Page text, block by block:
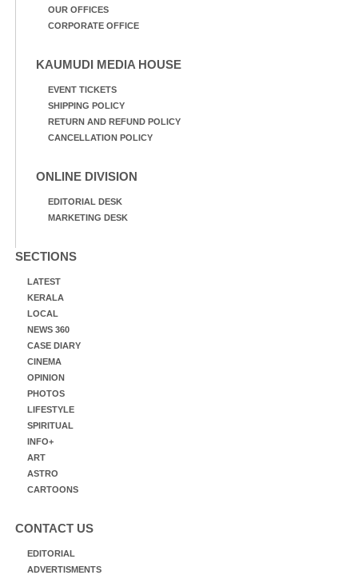
OUR OFFICES
CORPORATE OFFICE
KAUMUDI MEDIA HOUSE
EVENT TICKETS
SHIPPING POLICY
RETURN AND REFUND POLICY
CANCELLATION POLICY
ONLINE DIVISION
EDITORIAL DESK
MARKETING DESK
SECTIONS
LATEST
KERALA
LOCAL
NEWS 360
CASE DIARY
CINEMA
OPINION
PHOTOS
LIFESTYLE
SPIRITUAL
INFO+
ART
ASTRO
CARTOONS
CONTACT US
EDITORIAL
ADVERTISMENTS